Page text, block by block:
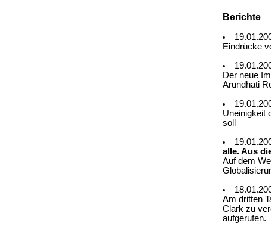
Berichte
Eindrücke
Der neue
Arundhati
Uneinigkeit
soll
alle. Aus
Auf dem
Am dritten
Clark zu
aufgerufen.